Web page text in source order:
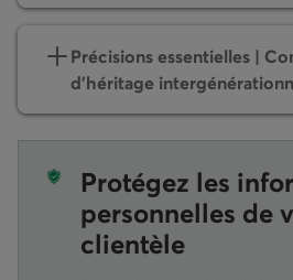
Précisions essentielles |
d’héritage
Protégez les
personnelles de
clientèle